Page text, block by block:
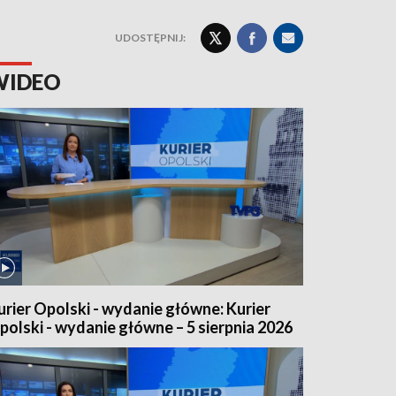
UDOSTĘPNIJ:
Opolski - wydanie główne: Kurier
- wydanie główne – 5 sierpnia 2026